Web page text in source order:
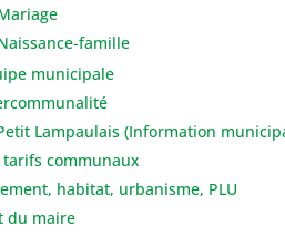
famille
municipale
Lampaulais (Information
tarifs communaux
habitat, urbanisme, PLU
du maire